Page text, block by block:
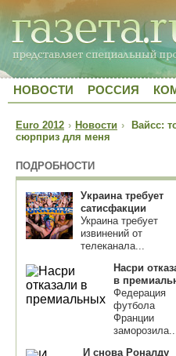
НОВОСТИ РОССИЯ
Euro 2012 › Новости › Вайсс:
сюрприз для меня
ПОДРОБНОСТИ
Украина требует
сатисфакции
Украина требует
извинений от
телеканала...
Насри
в
Федерация
футбола
Франции
И снова Роналду